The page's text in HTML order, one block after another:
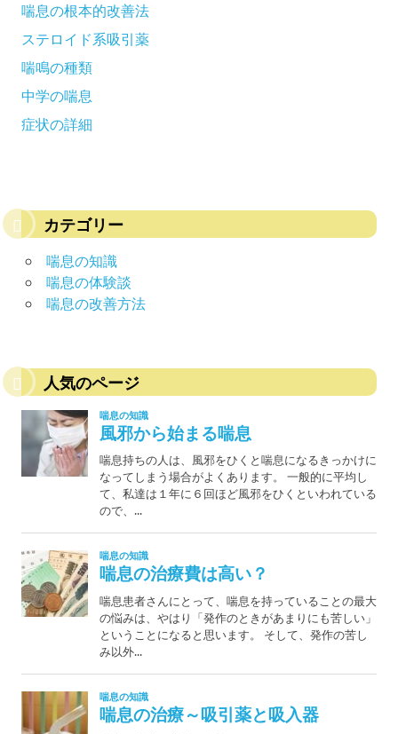
喘息の根本的改善法
ステロイド系吸引薬
喘鳴の種類
中学の喘息
症状の詳細
カテゴリー
喘息の知識
喘息の体験談
喘息の改善方法
人気のページ